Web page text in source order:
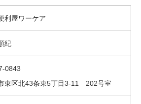
利屋ワーケア
紀
0843
東区北43条東5丁目3-11 202号室